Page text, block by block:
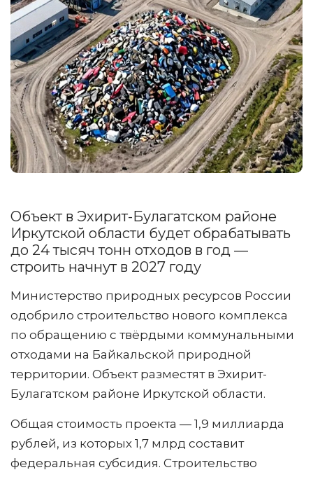
Объект в Эхирит-Булагатском районе
Иркутской области будет обрабатывать
до 24 тысяч тонн отходов в год —
строить начнут в 2027 году
Министерство природных ресурсов России
одобрило строительство нового комплекса
по обращению с твёрдыми коммунальными
отходами на Байкальской природной
территории. Объект разместят в Эхирит-
Булагатском районе Иркутской области.
Общая стоимость проекта — 1,9 миллиарда
рублей, из которых 1,7 млрд составит
федеральная субсидия. Строительство